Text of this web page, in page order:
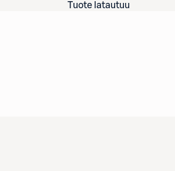
Tuote latautuu